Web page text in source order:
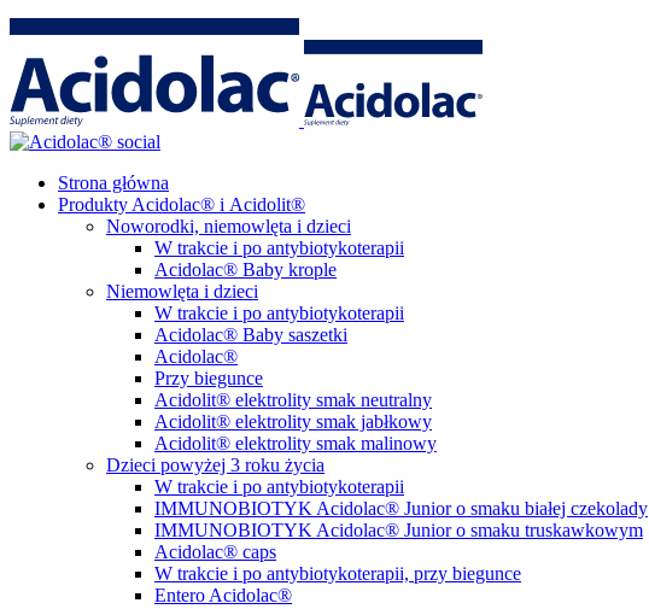
Strona główna
Produkty Acidolac® i Acidolit®
Noworodki, niemowlęta i dzieci
W trakcie i po antybiotykoterapii
Acidolac® Baby krople
Niemowlęta i dzieci
W trakcie i po antybiotykoterapii
Acidolac® Baby saszetki
Acidolac®
Przy biegunce
Acidolit® elektrolity smak neutralny
Acidolit® elektrolity smak jabłkowy
Acidolit® elektrolity smak malinowy
Dzieci powyżej 3 roku życia
W trakcie i po antybiotykoterapii
IMMUNOBIOTYK Acidolac® Junior o smaku białej czekolady
IMMUNOBIOTYK Acidolac® Junior o smaku truskawkowym
Acidolac® caps
W trakcie i po antybiotykoterapii, przy biegunce
Entero Acidolac®